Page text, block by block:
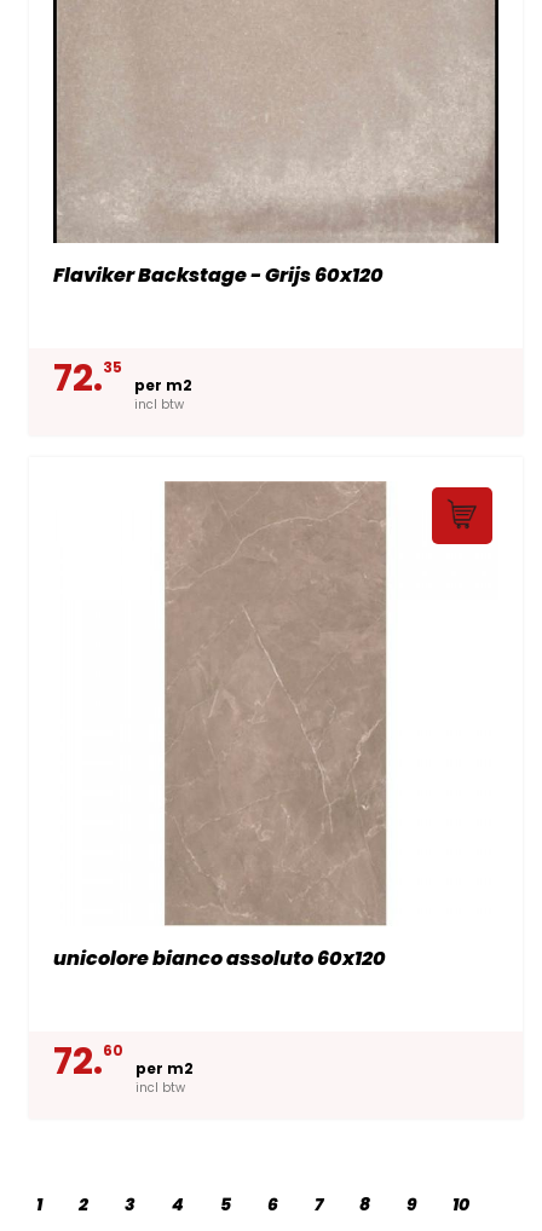
Flaviker Backstage - Grijs 60x120
72.35
per m2
incl btw
unicolore bianco assoluto 60x120
72.60
per m2
incl btw
1 2 3 4 5 6 7 8 9
10